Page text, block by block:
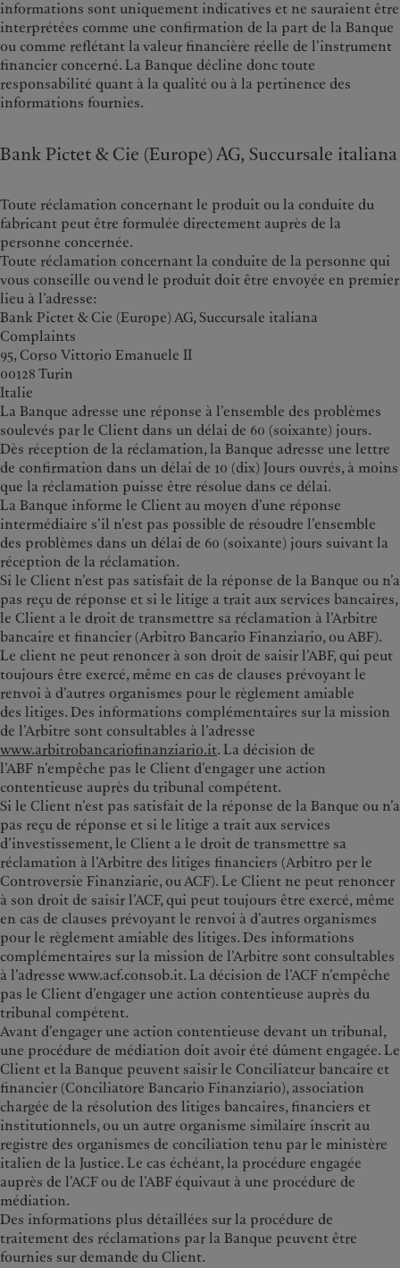
informations sont uniquement indicatives et ne sauraient être
interprétées comme une confirmation de la part de la Banque
ou comme reflétant la valeur financière réelle de l’instrument
financier concerné. La Banque décline donc toute
responsabilité quant à la qualité ou à la pertinence des
informations fournies.
Bank Pictet & Cie (Europe) AG, Succursale italiana
Toute réclamation concernant le produit ou la conduite du
fabricant peut être formulée directement auprès de la
personne concernée.
Toute réclamation concernant la conduite de la personne qui
vous conseille ou vend le produit doit être envoyée en premier
lieu à l’adresse:
Bank Pictet & Cie (Europe) AG, Succursale italiana
Complaints
95, Corso Vittorio Emanuele II
00128 Turin
Italie
La Banque adresse une réponse à l’ensemble des problèmes
soulevés par le Client dans un délai de 60 (soixante) jours.
Dès réception de la réclamation, la Banque adresse une lettre
de confirmation dans un délai de 10 (dix) Jours ouvrés, à moins
que la réclamation puisse être résolue dans ce délai.
La Banque informe le Client au moyen d’une réponse
intermédiaire s’il n’est pas possible de résoudre l’ensemble
des problèmes dans un délai de 60 (soixante) jours suivant la
réception de la réclamation.
Si le Client n’est pas satisfait de la réponse de la Banque ou n’a
pas reçu de réponse et si le litige a trait aux services bancaires,
le Client a le droit de transmettre sa réclamation à l’Arbitre
bancaire et financier (Arbitro Bancario Finanziario, ou ABF).
Le client ne peut renoncer à son droit de saisir l’ABF, qui peut
toujours être exercé, même en cas de clauses prévoyant le
renvoi à d’autres organismes pour le règlement amiable
des litiges. Des informations complémentaires sur la mission
de l’Arbitre sont consultables à l’adresse
www.arbitrobancariofinanziario.it. La décision de
l’ABF n’empêche pas le Client d’engager une action
contentieuse auprès du tribunal compétent.
Si le Client n’est pas satisfait de la réponse de la Banque ou n’a
pas reçu de réponse et si le litige a trait aux services
d’investissement, le Client a le droit de transmettre sa
réclamation à l’Arbitre des litiges financiers (Arbitro per le
Controversie Finanziarie, ou ACF). Le Client ne peut renoncer
à son droit de saisir l’ACF, qui peut toujours être exercé, même
en cas de clauses prévoyant le renvoi à d’autres organismes
pour le règlement amiable des litiges. Des informations
complémentaires sur la mission de l’Arbitre sont consultables
à l’adresse www.acf.consob.it. La décision de l’ACF n’empêche
pas le Client d’engager une action contentieuse auprès du
tribunal compétent.
Avant d’engager une action contentieuse devant un tribunal,
une procédure de médiation doit avoir été dûment engagée. Le
Client et la Banque peuvent saisir le Conciliateur bancaire et
financier (Conciliatore Bancario Finanziario), association
chargée de la résolution des litiges bancaires, financiers et
institutionnels, ou un autre organisme similaire inscrit au
registre des organismes de conciliation tenu par le ministère
italien de la Justice. Le cas échéant, la procédure engagée
auprès de l’ACF ou de l’ABF équivaut à une procédure de
médiation.
Des informations plus détaillées sur la procédure de
traitement des réclamations par la Banque peuvent être
fournies sur demande du Client.